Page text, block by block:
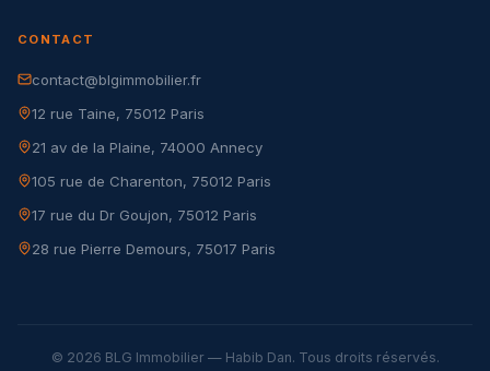
CONTACT
contact@blgimmobilier.fr
12 rue Taine, 75012 Paris
21 av de la Plaine, 74000 Annecy
105 rue de Charenton, 75012 Paris
17 rue du Dr Goujon, 75012 Paris
28 rue Pierre Demours, 75017 Paris
© 2026 BLG Immobilier — Habib Dan. Tous droits réservés.